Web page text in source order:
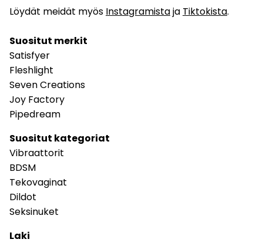
Löydät meidät myös Instagramistaja Tiktokista.
Suositut merkit
Satisfyer
Fleshlight
Seven Creations
Joy Factory
Pipedream
Suositut kategoriat
Vibraattorit
BDSM
Tekovaginat
Dildot
Seksinuket
Laki